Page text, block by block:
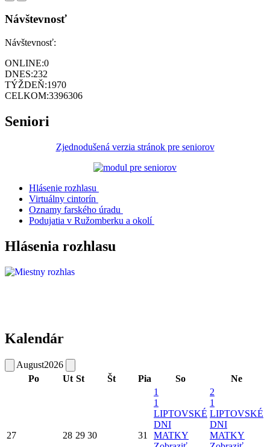
Návštevnosť
Návštevnosť:
ONLINE:0
DNES:232
TÝŽDEŇ:1970
CELKOM:3396306
Seniori
Zjednodušená verzia stránok pre seniorov
Hlásenie rozhlasu
Virtuálny cintorín
Oznamy farského úradu
Podujatia v Ružomberku a okolí
Hlásenia rozhlasu
Kalendár
August2026
Po
Ut St Št Pia So Ne
27 28 29 30 31
1
1
LIPTOVSKÉ
DNI
MATKY
2
1
LIPTOVSKÉ
DNI
MATKY